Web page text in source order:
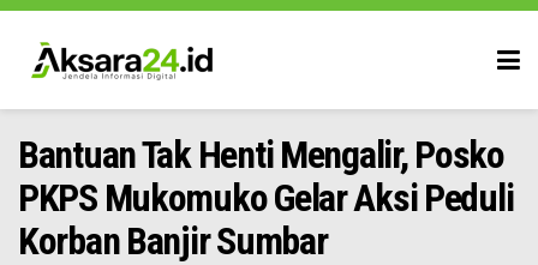
Bantuan Tak Henti Mengalir, Posko
PKPS Mukomuko Gelar Aksi Peduli
Korban Banjir Sumbar